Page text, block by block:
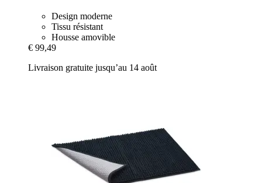
Design moderne
Tissu résistant
Housse amovible
€ 99,49
Livraison gratuite jusqu’au 14 août